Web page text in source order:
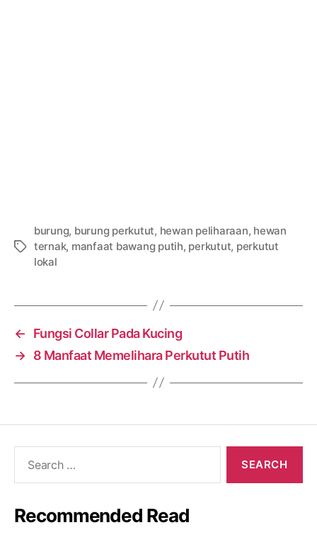
Tags
burung, burung perkutut, hewan peliharaan, hewan
ternak, manfaat bawang putih, perkutut, perkutut
lokal
←
Fungsi Collar Pada Kucing
→ 8 Manfaat Memelihara Perkutut Putih
Recommended Read